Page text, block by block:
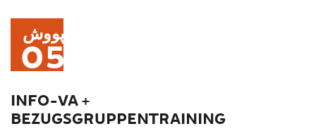
پووش
05
INFO-VA +
BEZUGSGRUPPENTRAINING